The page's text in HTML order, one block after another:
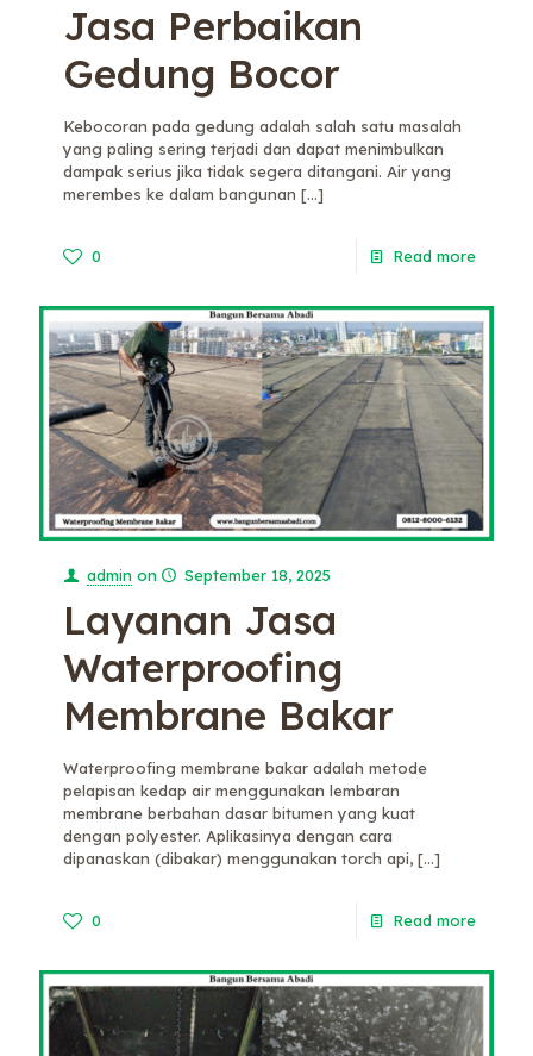
Jasa Perbaikan
Gedung Bocor
Kebocoran pada gedung adalah salah satu masalah
yang paling sering terjadi dan dapat menimbulkan
dampak serius jika tidak segera ditangani. Air yang
merembes ke dalam bangunan […]
0 Read more
admin on September 18, 2025
Layanan Jasa
Waterproofing
Membrane Bakar
Waterproofing membrane bakar adalah metode
pelapisan kedap air menggunakan lembaran
membrane berbahan dasar bitumen yang kuat
dengan polyester. Aplikasinya dengan cara
dipanaskan (dibakar) menggunakan torch api, […]
0 Read more